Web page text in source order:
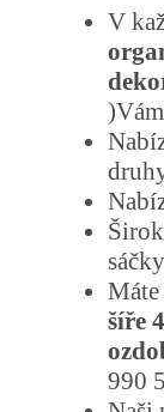
V
šíře
990